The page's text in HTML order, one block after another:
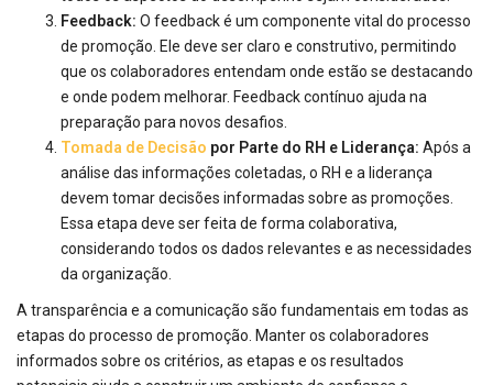
Feedback: O feedback é um componente vital do processo
de promoção. Ele deve ser claro e construtivo, permitindo
que os colaboradores entendam onde estão se destacando
e onde podem melhorar. Feedback contínuo ajuda na
preparação para novos desafios.
Tomada de Decisão por Parte do RH e Liderança: Após a
análise das informações coletadas, o RH e a liderança
devem tomar decisões informadas sobre as promoções.
Essa etapa deve ser feita de forma colaborativa,
considerando todos os dados relevantes e as necessidades
da organização.
A transparência e a comunicação são fundamentais em todas as
etapas do processo de promoção. Manter os colaboradores
informados sobre os critérios, as etapas e os resultados